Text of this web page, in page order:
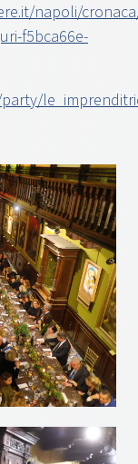
napoli/
f5bca66e-